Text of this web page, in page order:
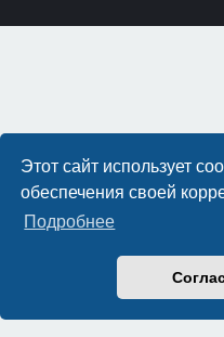
Этот сайт использует
обеспечения своей
Подробнее